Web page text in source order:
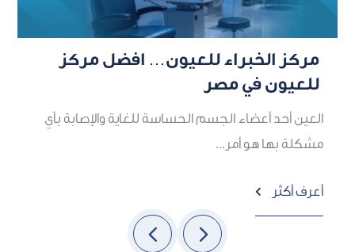
مركز الخبراء للعيون… افضل مركز
للعيون في مصر
العين أحد أعضاء الجسم الحساسة للغاية والإصابة بأي
مشكلة بها هو أمر...
أعرف أكثر 